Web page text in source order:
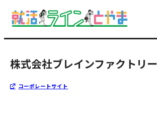
株式会社ブレインファクトリー
コーポレートサイト